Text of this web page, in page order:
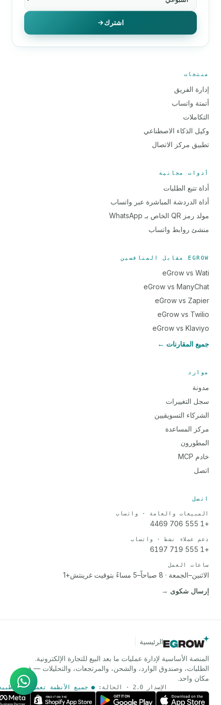
اشترك
منتجات
إدارة الفريق
أتمتة واتساب
التكاملات
وكيل الذكاء الاصطناعي
تطبيق مركز الاتصال
أدوات مجانية
أداة تتبع الطلبات
أداة الدردشة المباشرة عبر واتساب
مولد رمز QR الخاص بـ WhatsApp
منشئ روابط واتساب
EGROW مقابل المنافسين
eGrow vs Wati
eGrow vs ManyChat
eGrow vs Zapier
eGrow vs Twilio
eGrow vs Klaviyo
جميع المقارنات ←
موارد
مدونة
سجل التغييرات
الشركاء التسويقيين
مركز المساعدة
المطورون
خادم MCP
اتصل
اتصل
المبيعات والعامة · واتساب
+1 555 706 4469
دعم عملاء نشط · واتساب
+1 555 719 6197
ساعات العمل
الاثنين–الجمعة · 8 صباحاً–5 مساءً بتوقيت غرينتش+1
إرسال شكوى →
الرئيسية
المنصة الأساسية لإدارة عمليات ما بعد البيع للتجارة الإلكترونية.
الطلبات، وصندوق الوارد، والشحن، والمرتجعات، والتحليلات — في
مكان واحد.
الإصدار 2.0 · الحالة: ● جميع الأنظمة تعمل بشكل
إجابات فورية على واتساب